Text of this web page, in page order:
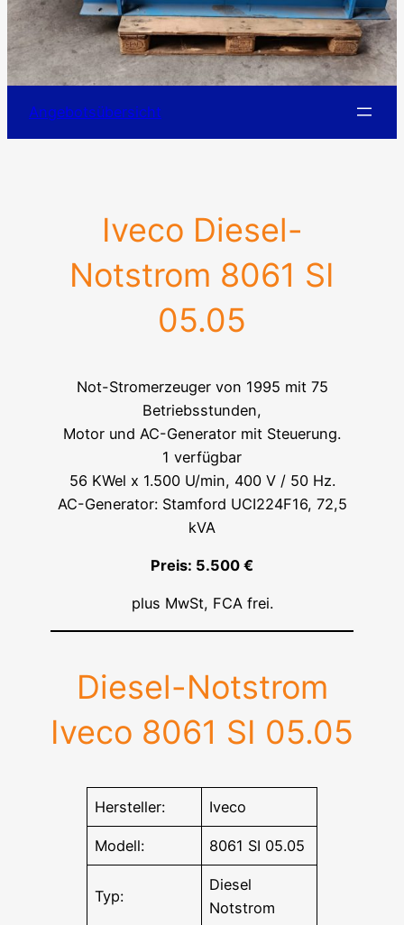
Angebotsübersicht
Iveco Diesel-
Notstrom 8061 SI
05.05
Not-Stromerzeuger von 1995 mit 75
Betriebsstunden,
Motor und AC-Generator mit Steuerung.
1 verfügbar
56 KWel x 1.500 U/min, 400 V / 50 Hz.
AC-Generator: Stamford UCI224F16, 72,5
kVA
Preis: 5.500 €
plus MwSt, FCA frei.
Diesel-Notstrom
Iveco 8061 SI 05.05
Hersteller: Iveco
Modell: 8061 SI 05.05
Typ:
Diesel
Notstrom